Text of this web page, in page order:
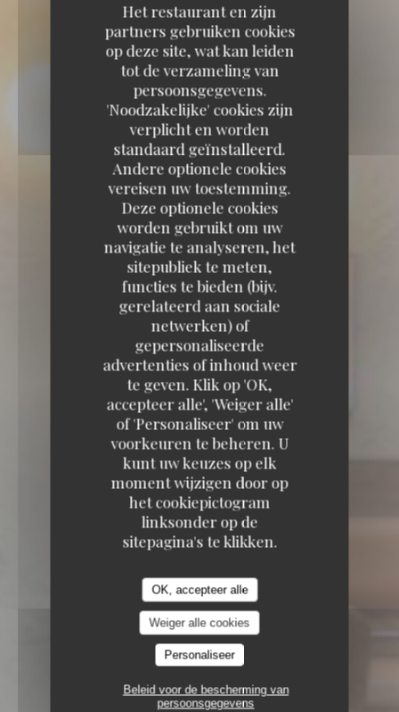
Het restaurant en zijn
partners gebruiken cookies
op deze site, wat kan leiden
tot de verzameling van
persoonsgegevens.
'Noodzakelijke' cookies zijn
verplicht en worden
standaard geïnstalleerd.
Andere optionele cookies
vereisen uw toestemming.
Deze optionele cookies
worden gebruikt om uw
navigatie te analyseren, het
sitepubliek te meten,
functies te bieden (bijv.
gerelateerd aan sociale
netwerken) of
gepersonaliseerde
advertenties of inhoud weer
te geven. Klik op 'OK,
accepteer alle', 'Weiger alle'
of 'Personaliseer' om uw
voorkeuren te beheren. U
kunt uw keuzes op elk
moment wijzigen door op
het cookiepictogram
linksonder op de
sitepagina's te klikken.
OK, accepteer alle
Weiger alle cookies
Personaliseer
Beleid voor de bescherming van
persoonsgegevens
CANTINE CALIFORNIENNE
14 RUE DE
L'ANCIENNE PRISON, 76000 ROUEN